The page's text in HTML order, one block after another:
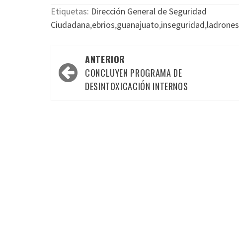
Etiquetas: Dirección General de Seguridad
Ciudadana,ebrios,guanajuato,inseguridad,ladrones
Navegación
por
ANTERIOR
CONCLUYEN PROGRAMA DE
DESINTOXICACIÓN INTERNOS